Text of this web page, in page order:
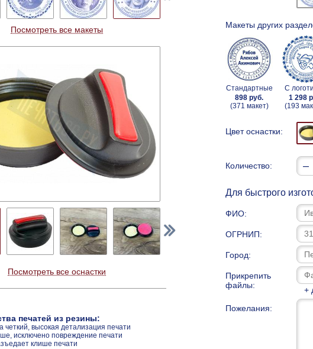
Макеты других
Стандартные
898 руб.
(371 макет)
С
1 298
(193
Цвет оснастки:
Количество: –
Для быстрого
ФИО:
ОГРНИП:
Город:
Прикрепить
файлы:
+
Пожелания:
Посмотреть все макеты
Посмотреть все оснастки
печатей из резины:
четкий, высокая детализация печати
исключено повреждение печати
клише печати